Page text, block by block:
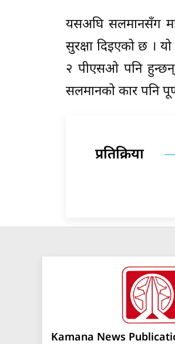
यसअघि सलमानसँग
सुरक्षा दिइएको छ ।
२ पीएसओ पनि
सलमानको कार पनि
प्रतिक्रिया
Kamana News